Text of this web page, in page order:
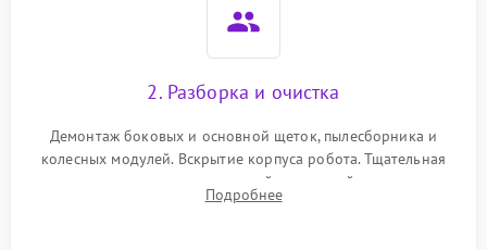
2. Разборка и очистка
Демонтаж боковых и основной щеток, пылесборника и
колесных модулей. Вскрытие корпуса робота. Тщательная
очистка внутренних полостей, шестерней и плат от
скопившейся пыли, волос и шерсти животных с
Подробнее